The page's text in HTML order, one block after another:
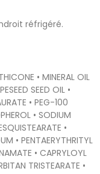
réfrigéré.
• MINERAL OIL
SEED OIL •
• PEG-100
• SODIUM
•
• PENTAERYTHRITYL
• CAPRYLOYL
TRISTEARATE •